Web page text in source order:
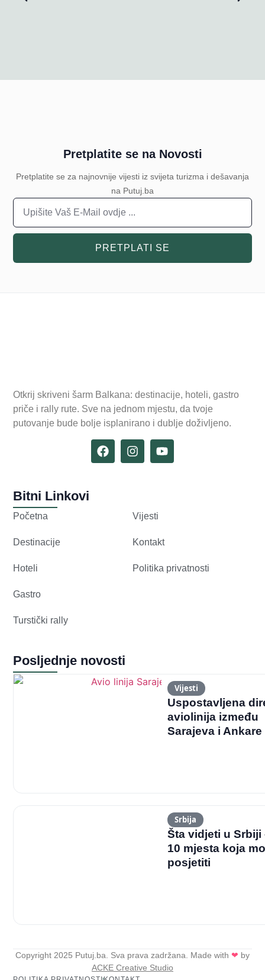
Pretplatite se na Novosti
Pretplatite se za najnovnije vijesti iz svijeta turizma i dešavanja
na Putuj.ba
PRETPLATI SE
Otkrij skriveni šarm Balkana: destinacije, hoteli, gastro
priče i rally rute. Sve na jednom mjestu, da tvoje
putovanje bude bolje isplanirano i dublje doživljeno.
Bitni Linkovi
Početna
Destinacije
Hoteli
Gastro
Turstički rally
Vijesti
Kontakt
Politika privatnosti
Posljednje novosti
Vijesti
Uspostavljena
aviolinija između
Sarajeva i Ankare
Srbija
Šta vidjeti u Srbiji
10 mjesta koja
posjetiti
Copyright 2025 Putuj.ba. Sva prava zadržana. Made with ❤ by
ACKE Creative Studio